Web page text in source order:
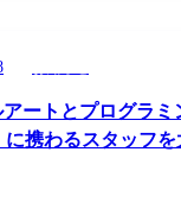
ートとプログラミ
携わるスタッフを